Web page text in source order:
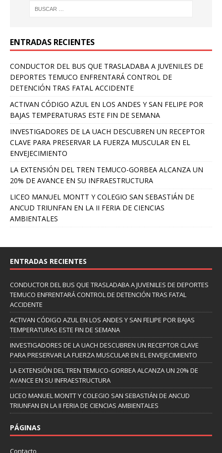
ENTRADAS RECIENTES
CONDUCTOR DEL BUS QUE TRASLADABA A JUVENILES DE
DEPORTES TEMUCO ENFRENTARÁ CONTROL DE
DETENCIÓN TRAS FATAL ACCIDENTE
ACTIVAN CÓDIGO AZUL EN LOS ANDES Y SAN FELIPE POR
BAJAS TEMPERATURAS ESTE FIN DE SEMANA
INVESTIGADORES DE LA UACH DESCUBREN UN RECEPTOR
CLAVE PARA PRESERVAR LA FUERZA MUSCULAR EN EL
ENVEJECIMIENTO
LA EXTENSIÓN DEL TREN TEMUCO-GORBEA ALCANZA UN
20% DE AVANCE EN SU INFRAESTRUCTURA
LICEO MANUEL MONTT Y COLEGIO SAN SEBASTIÁN DE
ANCUD TRIUNFAN EN LA II FERIA DE CIENCIAS
AMBIENTALES
ENTRADAS RECIENTES
CONDUCTOR DEL BUS QUE TRASLADABA A JUVENILES DE DEPORTES
TEMUCO ENFRENTARÁ CONTROL DE DETENCIÓN TRAS FATAL
ACCIDENTE
ACTIVAN CÓDIGO AZUL EN LOS ANDES Y SAN FELIPE POR BAJAS
TEMPERATURAS ESTE FIN DE SEMANA
INVESTIGADORES DE LA UACH DESCUBREN UN RECEPTOR CLAVE
PARA PRESERVAR LA FUERZA MUSCULAR EN EL ENVEJECIMIENTO
LA EXTENSIÓN DEL TREN TEMUCO-GORBEA ALCANZA UN 20% DE
AVANCE EN SU INFRAESTRUCTURA
LICEO MANUEL MONTT Y COLEGIO SAN SEBASTIÁN DE ANCUD
TRIUNFAN EN LA II FERIA DE CIENCIAS AMBIENTALES
PÁGINAS
Contacto